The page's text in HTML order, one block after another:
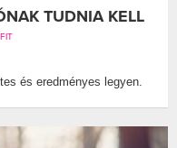
TUDNIA KELL
és eredményes legyen.